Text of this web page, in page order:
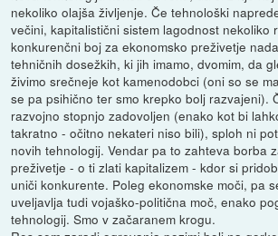
nekoliko olajša življenje. Če tehnološki
večini, kapitalistični sistem lagodnost nekoliko
konkurenčni boj za ekonomsko preživetje
tehničnih dosežkih, ki jih imamo, dvomim, da
živimo srečneje kot kamenodobci (oni so se
se pa psihično ter smo krepko bolj razvajeni).
razvojno stopnjo zadovoljen (enako kot bi
takratno - očitno nekateri niso bili), sploh ni
novih tehnologij. Vendar pa to zahteva borba
preživetje - o ti zlati kapitalizem - kdor si
uniči konkurente. Poleg ekonomske moči, pa
uveljavlja tudi vojaško-politična moč, enako
tehnologij. Smo v začaranem krogu.